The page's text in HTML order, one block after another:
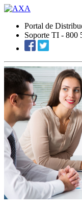
Portal de
Soporte TI - 800